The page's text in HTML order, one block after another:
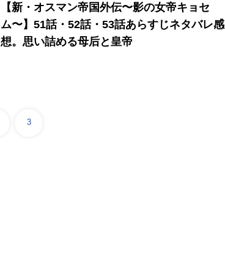
【新・オスマン帝国外伝〜影の女帝キョセ
ム〜】51話・52話・53話あらすじネタバレ感
想。思い詰める母后と皇帝
3